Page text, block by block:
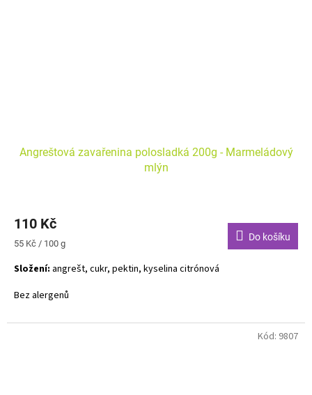
Angreštová zavařenina polosladká 200g - Marmeládový
mlýn
110 Kč
Měrná
55 Kč / 100 g
Do košíku
Složení: angrešt, cukr, pektin, kyselina citrónová
Bez alergenů
Kód: 9807